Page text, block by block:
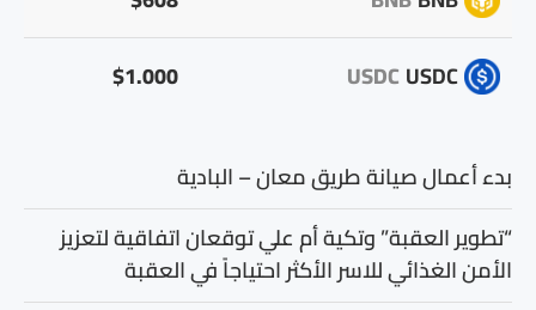
USDC
USDC
$1.000
بدء أعمال صيانة طريق معان – البادية
“تطوير العقبة” وتكية أم علي توقعان اتفاقية لتعزيز
الأمن الغذائي للاسر الأكثر احتياجاً في العقبة